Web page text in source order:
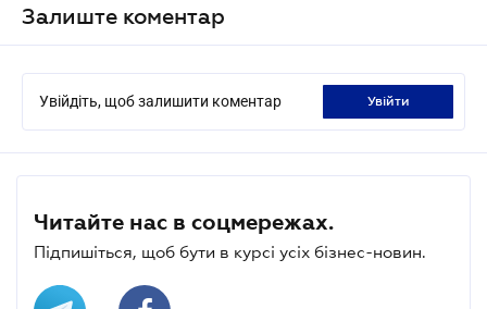
Залиште коментар
Увійдіть, щоб залишити коментар увійти
Читайте нас в соцмережах.
Підпишіться, щоб бути в курсі усіх бізнес-новин.